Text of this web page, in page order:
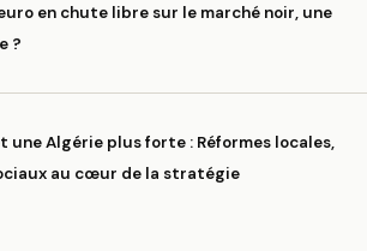
en chute libre sur le marché noir, une
?
une Algérie plus forte : Réformes locales,
au cœur de la stratégie